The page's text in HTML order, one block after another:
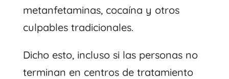
metanfetaminas, cocaína y otros
culpables tradicionales.
Dicho esto, incluso si las personas no
terminan en centros de tratamiento